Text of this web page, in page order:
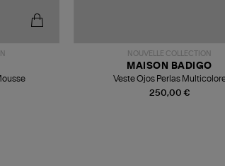
NOUVELLE COLLECTION
250,00 €
MAISON BADIGO
Veste Ojos Perlas